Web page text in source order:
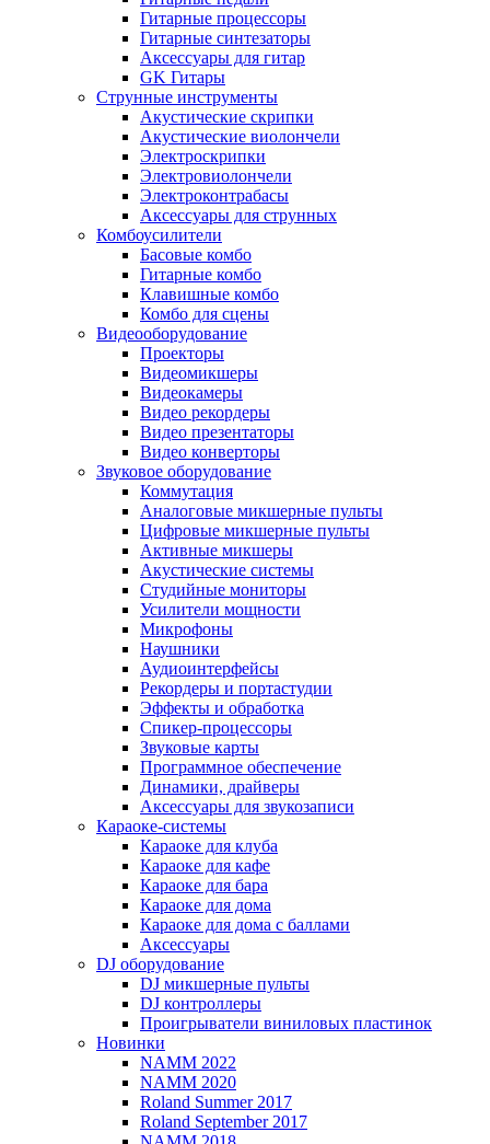
Гитарные процессоры
Гитарные синтезаторы
Аксессуары для гитар
GK Гитары
Струнные инструменты
Акустические скрипки
Акустические виолончели
Электроскрипки
Электровиолончели
Электроконтрабасы
Аксессуары для струнных
Комбоусилители
Басовые комбо
Гитарные комбо
Клавишные комбо
Комбо для сцены
Видеооборудование
Проекторы
Видеомикшеры
Видеокамеры
Видео рекордеры
Видео презентаторы
Видео конверторы
Звуковое оборудование
Коммутация
Аналоговые микшерные пульты
Цифровые микшерные пульты
Активные микшеры
Акустические системы
Студийные мониторы
Усилители мощности
Микрофоны
Наушники
Аудиоинтерфейсы
Рекордеры и портастудии
Эффекты и обработка
Спикер-процессоры
Звуковые карты
Программное обеспечение
Динамики, драйверы
Аксессуары для звукозаписи
Караоке-системы
Караоке для клуба
Караоке для кафе
Караоке для бара
Караоке для дома
Караоке для дома с баллами
Аксессуары
DJ оборудование
DJ микшерные пульты
DJ контроллеры
Проигрыватели виниловых пластинок
Новинки
NAMM 2022
NAMM 2020
Roland Summer 2017
Roland September 2017